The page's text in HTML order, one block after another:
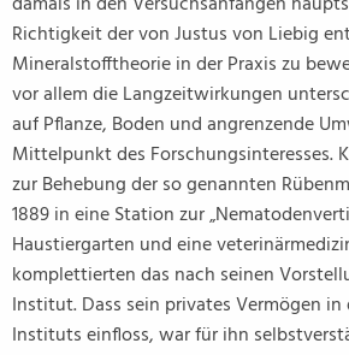
Richtigkeit der von Justus von Liebig
Mineralstofftheorie in der Praxis zu
vor allem die Langzeitwirkungen
auf Pflanze, Boden und angrenzende
Mittelpunkt des Forschungsinteresses.
zur Behebung der so genannten
1889 in eine Station zur
Haustiergarten und eine
komplettierten das nach seinen
Institut. Dass sein privates Vermögen in
Instituts einfloss, war für ihn